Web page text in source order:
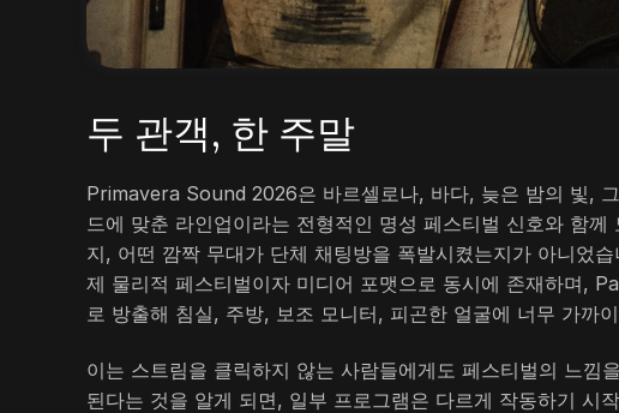
두 관객, 한 주말
Primavera Sound 2026은 바르셀로나, 바다, 늦은 밤의 빛,
드에 맞춘 라인업이라는 전형적인 명성 페스티벌 신호와 함
지, 어떤 깜짝 무대가 단체 채팅방을 폭발시켰는지가 아니었
제 물리적 페스티벌이자 미디어 포맷으로 동시에 존재하며,
로 방출해 침실, 주방, 보조 모니터, 피곤한 얼굴에 너무 가까
이는 스트림을 클릭하지 않는 사람들에게도 페스티벌의 느낌
된다는 것을 알게 되면, 일부 프로그램은 다르게 작동하기 시